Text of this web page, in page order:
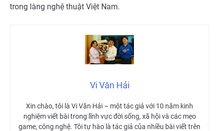
trong làng nghệ thuật Việt Nam.
Vi Văn Hải
Xin chào, tôi là Vi Văn Hải – một tác giả với 10 năm kinh
nghiệm viết bài trong lĩnh vực đời sống, xã hội và các mẹo
game, công nghệ. Tôi tự hào là tác giả của nhiều bài viết trên